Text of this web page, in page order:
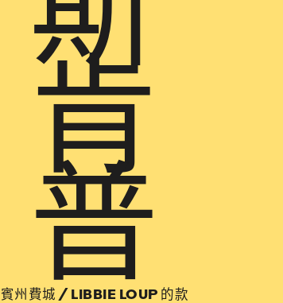
肯
普
賓州費城 /
LIBBIE LOUP 的款